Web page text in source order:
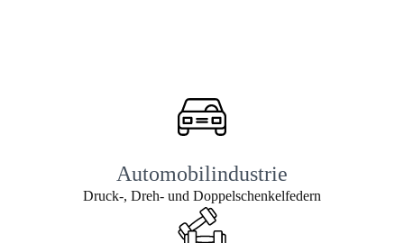
Automobilindustrie
Druck-, Dreh- und Doppelschenkelfedern